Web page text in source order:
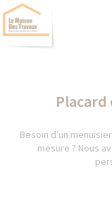
Placard
Besoin d'un
mesure ? Nous